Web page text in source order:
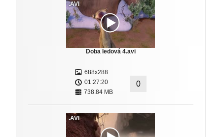
.AVI
Doba ledová 4.avi
688x288
01:27:20
738.84 MB
0
.AVI